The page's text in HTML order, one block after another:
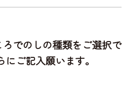
でのしの種類をご選択で
ご記入願います。